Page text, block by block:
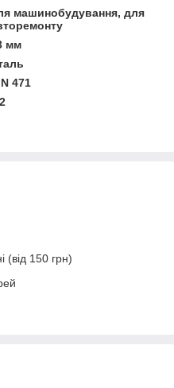
машинобудування, для
мм
471
(від 150 грн)